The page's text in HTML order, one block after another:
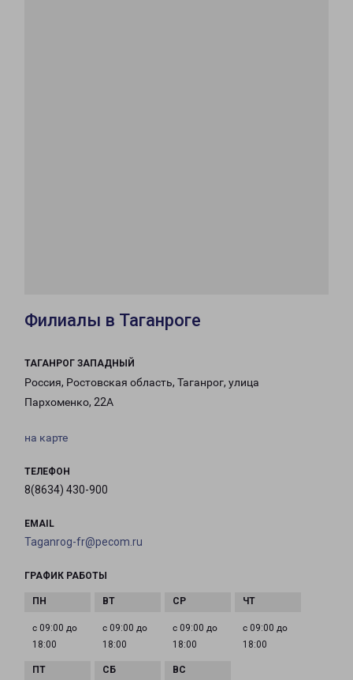
Филиалы в Таганроге
ТАГАНРОГ ЗАПАДНЫЙ
Россия, Ростовская область, Таганрог, улица
Пархоменко, 22А
на карте
ТЕЛЕФОН
8(8634) 430-900
EMAIL
Taganrog-fr@pecom.ru
ГРАФИК РАБОТЫ
с 09:00 до
18:00
с 09:00 до
18:00
с 09:00 до
18:00
с 09:00 до
18:00